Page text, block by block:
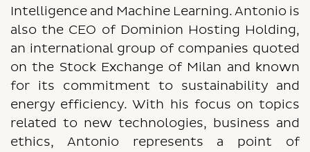
Intelligence and Machine Learning. Antonio is
also the CEO of Dominion Hosting Holding,
an international group of companies quoted
on the Stock Exchange of Milan and known
for its commitment to sustainability and
energy efficiency. With his focus on topics
related to new technologies, business and
ethics, Antonio represents a point of